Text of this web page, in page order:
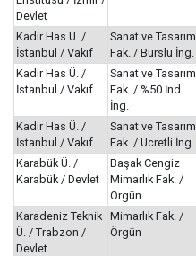
Devlet
Kadir Has Ü. /
İstanbul / Vakıf
Sanat ve Tasarım
Fak. / Burslu İng.
Kadir Has Ü. /
İstanbul / Vakıf
Sanat ve Tasarım
Fak. / %50 İnd.
İng.
Kadir Has Ü. /
İstanbul / Vakıf
Sanat ve Tasarım
Fak. / Ücretli İng.
Karabük Ü. /
Karabük / Devlet
Başak Cengiz
Mimarlık Fak. /
Örgün
Karadeniz Teknik
Ü. / Trabzon /
Devlet
Mimarlık Fak. /
Örgün